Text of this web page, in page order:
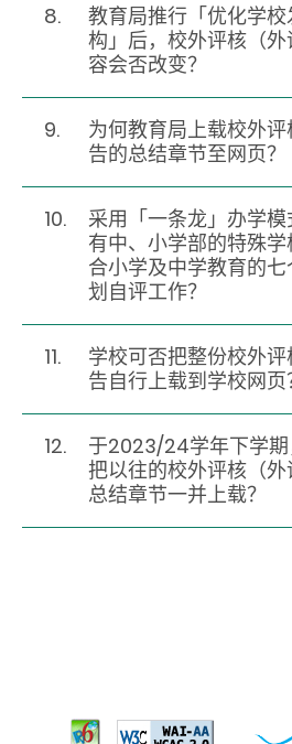
8.
教育局推行「优化学
构」后，校外评核（
容会否改变？
9.
为何教育局上载校外
告的总结章节至网页？
10.
采用「一条龙」办学
有中、小学部的特殊
合小学及中学教育的
划自评工作？
11.
学校可否把整份校外
告自行上载到学校网页
12.
于2023/24学年下学
把以往的校外评核（
总结章节一并上载？